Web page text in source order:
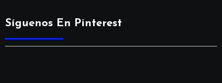
Síguenos En Pinterest